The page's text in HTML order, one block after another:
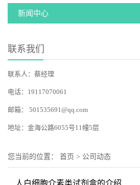
新闻中心
联系我们
联系人：蔡经理
电话：19117070061
邮箱： 501535691@qq.com
地址：金海公路6055号11幢5层
您当前的位置： 首页 > 公司动态